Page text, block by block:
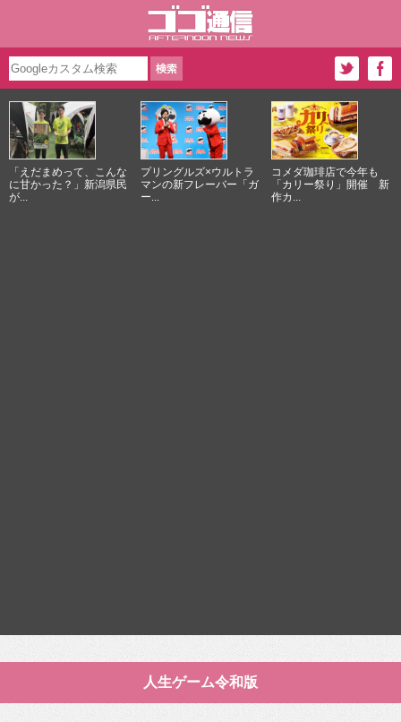
「えだまめって、こんな
に甘かった？」新潟県民
が...
プリングルズ×ウルトラ
マンの新フレーバー「ガ
ー...
コメダ珈琲店で今年も
「カリー祭り」開催 新
作カ...
人生ゲーム令和版